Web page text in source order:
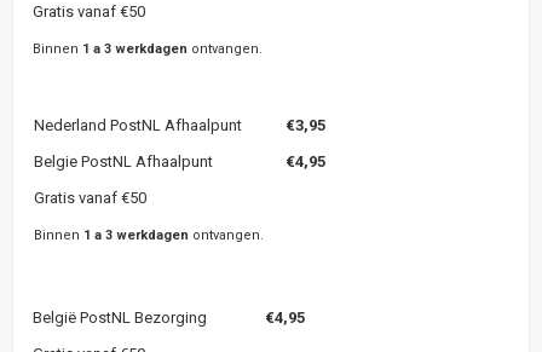
Gratis vanaf €50
Binnen 1 a 3 werkdagen ontvangen.
Nederland PostNL Afhaalpunt €3,95
Belgie PostNL Afhaalpunt
€4,95
Gratis vanaf €50
Binnen 1 a 3 werkdagen ontvangen.
België PostNL Bezorging €4,95